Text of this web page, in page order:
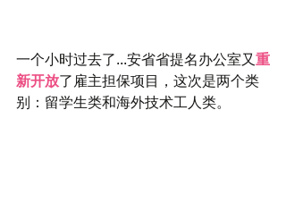
一个小时过去了...安省省提名办公室又重
新开放了雇主担保项目，这次是两个类
别：留学生类和海外技术工人类。